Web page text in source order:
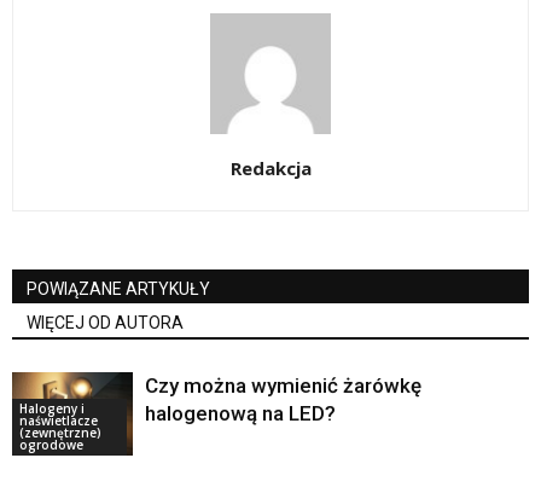
Redakcja
POWIĄZANE ARTYKUŁY
WIĘCEJ OD AUTORA
Halogeny i
naświetlacze
(zewnętrzne)
ogrodowe
Czy można wymienić żarówkę
halogenową na LED?